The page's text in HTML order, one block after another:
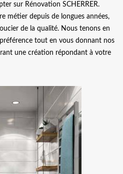
sur Rénovation SCHERRER.
métier depuis de longues années,
de la qualité. Nous tenons en
tout en vous donnant nos
une création répondant à votre